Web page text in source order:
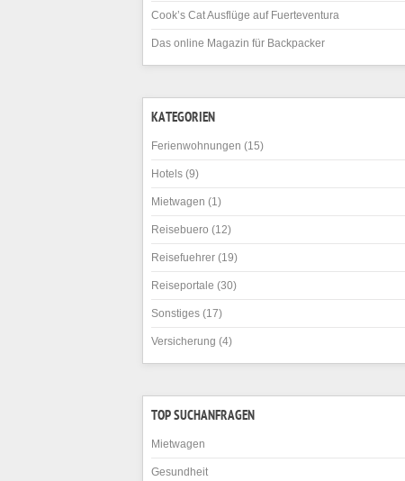
Cook’s Cat Ausflüge auf Fuerteventura
Das online Magazin für Backpacker
KATEGORIEN
Ferienwohnungen (15)
Hotels (9)
Mietwagen (1)
Reisebuero (12)
Reisefuehrer (19)
Reiseportale (30)
Sonstiges (17)
Versicherung (4)
TOP SUCHANFRAGEN
Mietwagen
Gesundheit